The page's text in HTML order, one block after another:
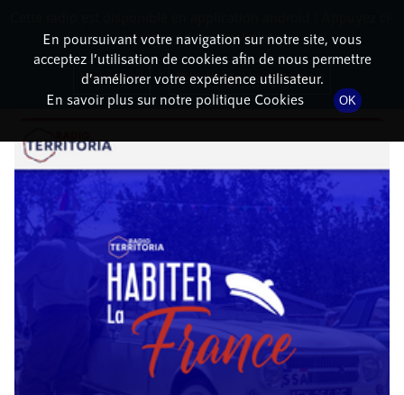
DÉTAILS DE L'ÉPISODE
24 mai 2021 à 14h02, durée : 38 minutes
En poursuivant votre navigation sur notre site, vous
acceptez l’utilisation de cookies afin de nous permettre
d’améliorer votre expérience utilisateur.
En savoir plus sur notre politique Cookies
OK
dessous pour l'installer.
Non merci Télécharger l'application